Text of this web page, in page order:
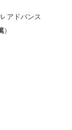
アドバンス
）